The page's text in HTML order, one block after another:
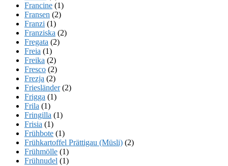
Francine (1)
Fransen (2)
Franzi (1)
Franziska (2)
Fregata (2)
Freia (1)
Freika (2)
Fresco (2)
Frezja (2)
Friesländer(2)
Frigga (1)
Frila (1)
Fringilla (1)
Frisia (1)
Frühbote (1)
Frühkartoffel Prättigau (Müsli) (2)
Frühmölle (1)
Frühnudel (1)